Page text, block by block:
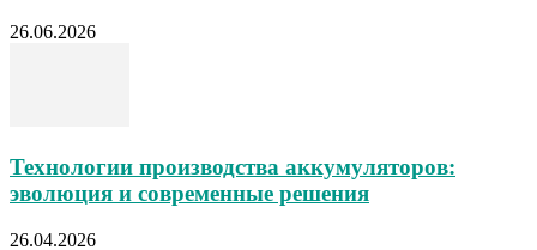
26.06.2026
Технологии производства аккумуляторов:
эволюция и современные решения
26.04.2026